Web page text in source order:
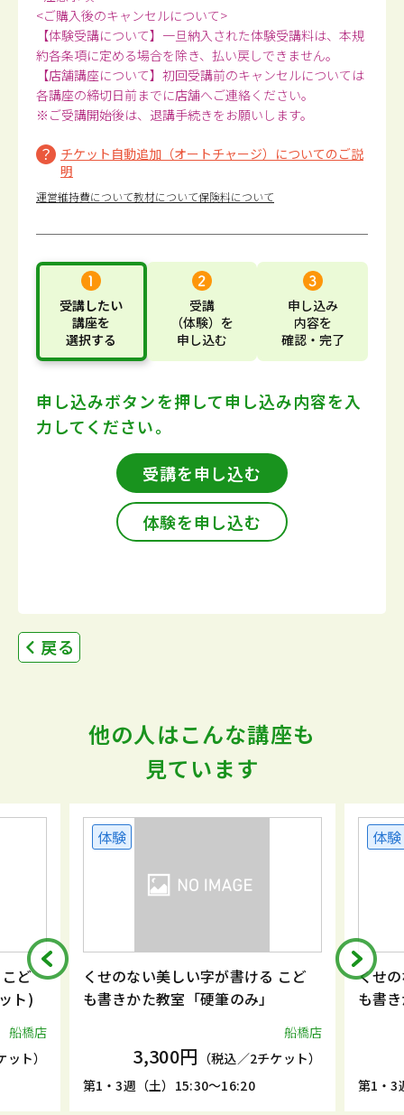
<ご購入後のキャンセルについて>
【体験受講について】一旦納入された体験受講料は、本規
約各条項に定める場合を除き、払い戻しできません。
【店舗講座について】初回受講前のキャンセルについては
各講座の締切日前までに店舗へご連絡ください。
※ご受講開始後は、退講手続きをお願いします。
チケット自動追加（オートチャージ）についてのご説
明
運営維持費について教材について保険料について
受講したい
講座を
選択する
受講
（体験） を
申し込む
申し込み
内容を
確認・完了
申し込みボタンを押して申し込み内容を入
力してください。
受講を申し込む
体験を申し込む
戻る
他の人はこんな講座も
見ています
ど
ト)
船橋店
ト）
体験
くせのない美しい字が書ける こど
も書きかた教室「硬筆のみ」
船橋店
3,300円 （税込／2チケット）
第1・3週（土）15:30～16:20
体験
くせ
も書
第1・3